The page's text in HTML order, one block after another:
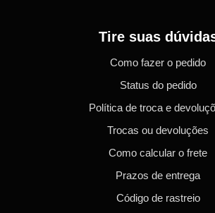
Tire suas
Como fazer o pedido
Status do pedido
Política de troca e
Trocas ou devoluções
Como calcular o frete
Prazos de entrega
Código de rastreio